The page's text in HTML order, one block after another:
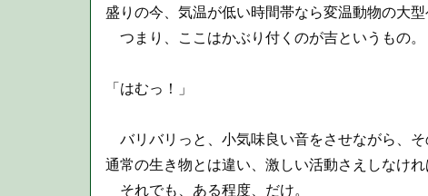
盛りの今、気温が低い時間帯なら変温動物の大
つまり、ここはかぶり付くのが吉というもの。
「はむっ！」
バリバリっと、小気味良い音をさせながら、
通常の生き物とは違い、激しい活動さえしなけれ
それでも、ある程度、だけ。